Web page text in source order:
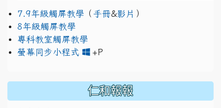
7.9年級觸屏教學 （ 手冊&影片 ）
8年級觸屏教學
專科教室觸屏教學
螢幕同步小程式
+P
仁和報報